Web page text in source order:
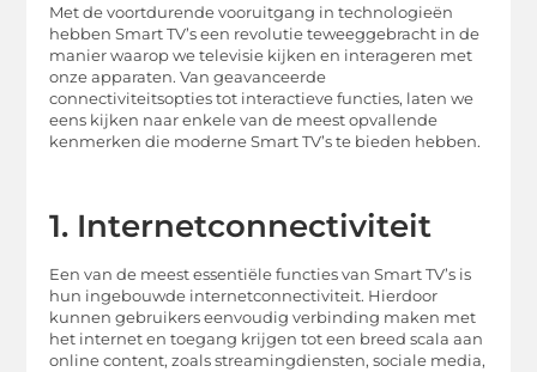
Met de voortdurende vooruitgang in technologieën
hebben Smart TV’s een revolutie teweeggebracht in de
manier waarop we televisie kijken en interageren met
onze apparaten. Van geavanceerde
connectiviteitsopties tot interactieve functies, laten we
eens kijken naar enkele van de meest opvallende
kenmerken die moderne Smart TV’s te bieden hebben.
1. Internetconnectiviteit
Een van de meest essentiële functies van Smart TV’s is
hun ingebouwde internetconnectiviteit. Hierdoor
kunnen gebruikers eenvoudig verbinding maken met
het internet en toegang krijgen tot een breed scala aan
online content, zoals streamingdiensten, sociale media,